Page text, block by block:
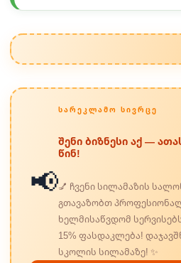
📢
ᲡᲐᲠᲔᲙᲚᲐᲛᲝ ᲡᲘᲕᲠᲪᲔ
შენი ბიზნესი აქ —
წინ!
💅 ჩვენი სილამაზის
გთავაზობთ
ხელმისაწვდომ
15% ფასდაკლება!
სკოლის სილამაზე! ✨